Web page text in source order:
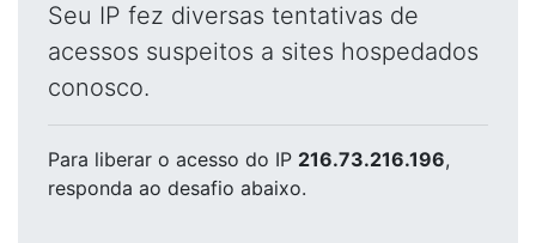
Seu IP fez diversas tentativas de
acessos suspeitos a sites hospedados
conosco.
Para liberar o acesso do IP 216.73.216.196,
responda ao desafio abaixo.